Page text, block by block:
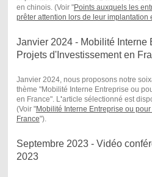
en chinois. (Voir "Points auxquels les
prêter attention lors de leur implantation
Janvier 2024 - Mobilité Interne
Projets d'Investissement en
Janvier 2024, nous proposons notre
thème "Mobilité Interne Entreprise ou
en France". L'article sélectionné est
(Voir "Mobilité Interne Entreprise ou
France") .
Septembre 2023 - Vidéo
2023